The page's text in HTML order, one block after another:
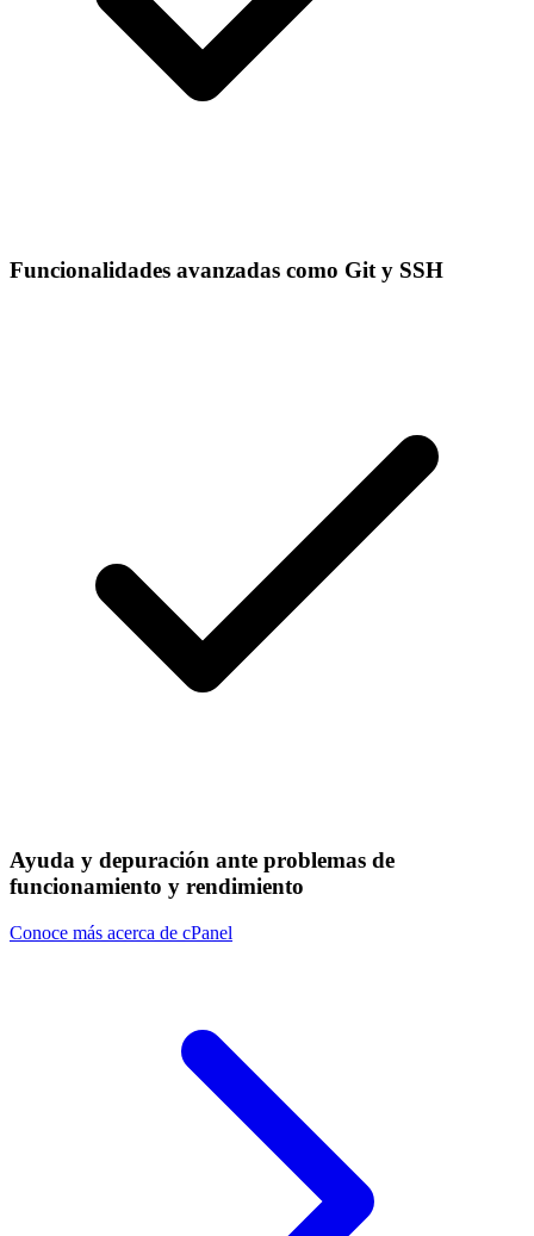
Funcionalidades avanzadas como Git y SSH
Ayuda y depuración ante problemas de
funcionamiento y rendimiento
Conoce más acerca de cPanel